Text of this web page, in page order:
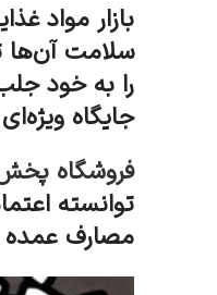
بازار مواد
سلامت آن‌ها
را به خود
جایگاه
فروشگاه
توانسته
مصارف عمده